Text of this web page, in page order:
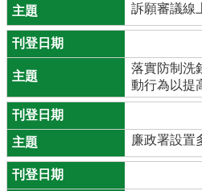
訴願審議線
落實防制洗
動行為以提
廉政署設置